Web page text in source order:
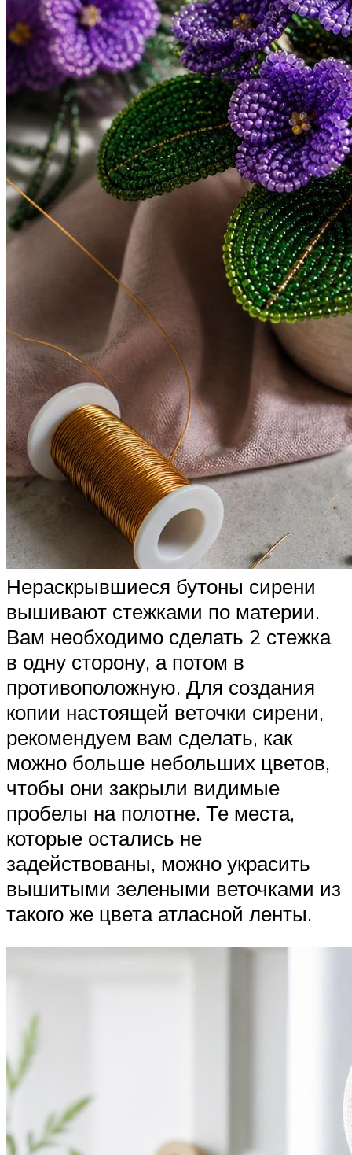
Нераскрывшиеся бутоны сирени
вышивают стежками по материи.
Вам необходимо сделать 2 стежка
в одну сторону, а потом в
противоположную. Для создания
копии настоящей веточки сирени,
рекомендуем вам сделать, как
можно больше небольших цветов,
чтобы они закрыли видимые
пробелы на полотне. Те места,
которые остались не
задействованы, можно украсить
вышитыми зелеными веточками из
такого же цвета атласной ленты.